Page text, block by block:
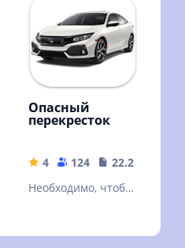
престижных авто
Опасный
перекресток
4 124
22.23 MB
Необходимо, чтобы
машинок